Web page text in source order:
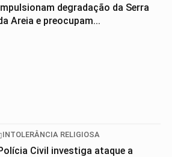
degradação da Serra
Areia e preocupam...
INTOLERÂNCIA RELIGIOSA
Civil investiga ataque a